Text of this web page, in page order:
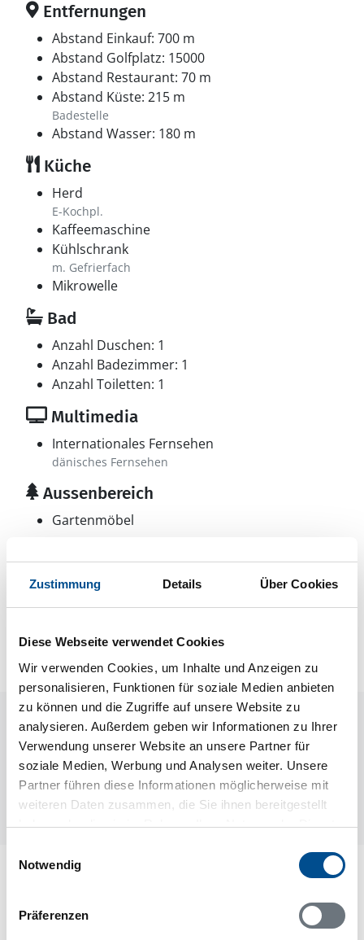
Zustimmung Details Über Cookies
Diese Webseite verwendet Cookies
Wir verwenden Cookies, um Inhalte und Anzeigen zu
personalisieren, Funktionen für soziale Medien anbieten
zu können und die Zugriffe auf unsere Website zu
analysieren. Außerdem geben wir Informationen zu Ihrer
Verwendung unserer Website an unsere Partner für
soziale Medien, Werbung und Analysen weiter. Unsere
Partner führen diese Informationen möglicherweise mit
weiteren Daten zusammen, die Sie ihnen bereitgestellt
haben oder die sie im Rahmen Ihrer Nutzung der Dienste
Notwendig
Präferenzen
Entfernungen
Abstand Einkauf: 700 m
Abstand Golfplatz: 15000
Abstand Restaurant: 70 m
Abstand Küste: 215 m
Badestelle
Abstand Wasser: 180 m
Küche
Herd
E-Kochpl.
Kaffeemaschine
Kühlschrank
m. Gefrierfach
Mikrowelle
Bad
Anzahl Duschen: 1
Anzahl Badezimmer: 1
Anzahl Toiletten: 1
Multimedia
Internationales Fernsehen
dänisches Fernsehen
Aussenbereich
Gartenmöbel
Neben- und Verbrauchskosten
Die aktuellen Verbrauchskosten finden Sie im
Raumaufteilung
Leider liegen uns zur Zeit keine Grundrisse vor.
Manchmal befinden sich aber unter den Bildern der
Ferienunterkunft Informationen zur Raumaufteilung.
Lageplan
Adresse